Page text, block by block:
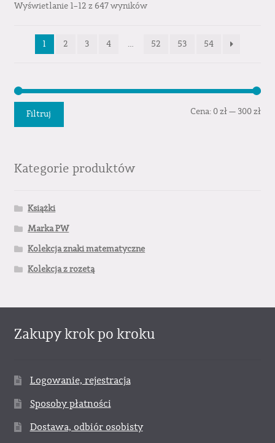
Wyświetlanie 1–12 z 647 wyników
1 2 3 4 … 52 53 54
Filtruj Cena: 0 zł— 300 zł
Kategorie produktów
Książki
Marka PW
Kolekcja znaki matematyczne
Kolekcja z rozetą
Zakupy krok po kroku
Logowanie, rejestracja
Sposoby płatności
Dostawa, odbiór osobisty